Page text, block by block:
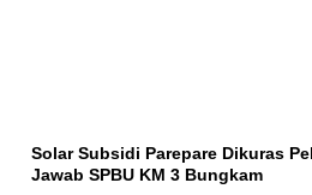
Solar Subsidi Parepare Dikuras
Jawab SPBU KM 3 Bungkam